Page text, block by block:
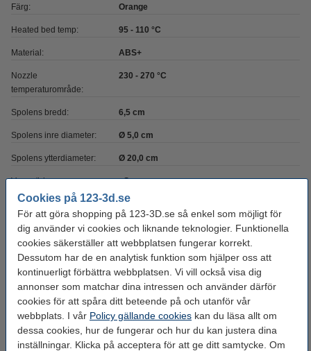
Cookies på 123-3d.se
För att göra shopping på 123-3D.se så enkel som möjligt för
dig använder vi cookies och liknande teknologier. Funktionella
cookies säkerställer att webbplatsen fungerar korrekt.
Dessutom har de en analytisk funktion som hjälper oss att
kontinuerligt förbättra webbplatsen. Vi vill också visa dig
annonser som matchar dina intressen och använder därför
cookies för att spåra ditt beteende på och utanför vår
webbplats. I vår Policy gällande cookies kan du läsa allt om
dessa cookies, hur de fungerar och hur du kan justera dina
inställningar. Klicka på acceptera för att ge ditt samtycke. Om
Färg: Orange
Heated bed temp: 95 - 110 °C
Material: ABS+
Nozzle
temperaturområde:
230 - 270 °C
Spolens bredd: 6,5 cm
Spolens inre diameter: Ø 5,0 cm
Spolens ytterdiameter: Ø 20,0 cm
Varumärke: eSun
Produktkod: DFE20025
Glöm inte att beställa!
123-3D Efterbehandlingsset för 3D-utskrifter
95 kr
3DLAC självhäftande spray | 400ml
95 kr